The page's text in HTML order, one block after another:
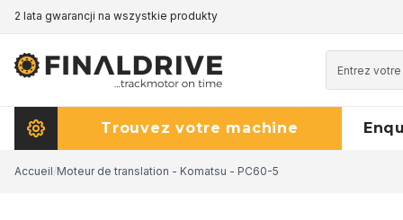
2 lata gwarancji na wszystkie produkty
Trouvez votre machine
Accueil/Moteur de translation - Komatsu - PC60-5